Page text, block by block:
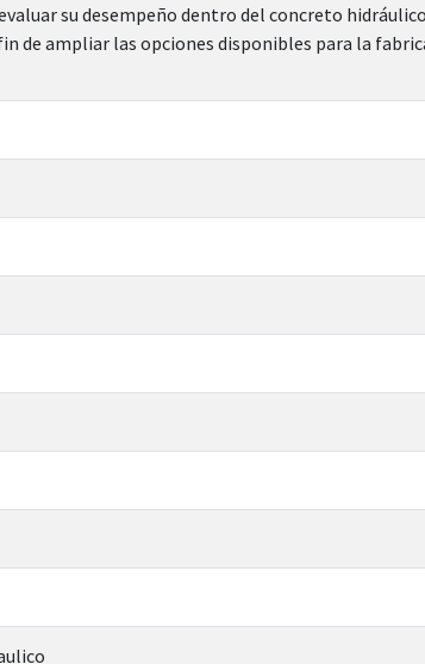
su desempeño dentro del concreto
de ampliar las opciones disponibles para la